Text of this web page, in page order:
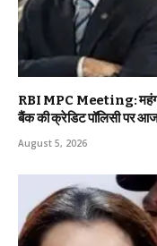
RBI MPC Meeting: महंगाई
बैंक की क्रेडिट पॉलिसी पर
August 5, 2026